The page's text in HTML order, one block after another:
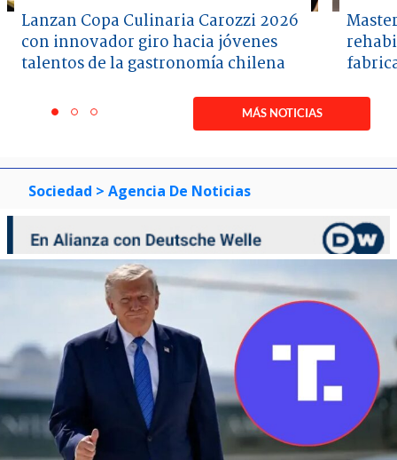
Lanzan Copa Culinaria Carozzi 2026
con innovador giro hacia jóvenes
talentos de la gastronomía chilena
itemitemitem
MÁS NOTICIAS
Sociedad > Agencia De Noticias